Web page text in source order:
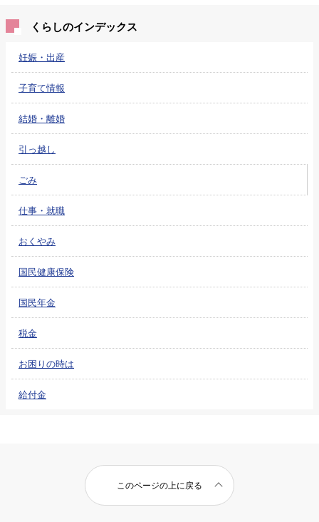
くらしのインデックス
妊娠・出産
子育て情報
結婚・離婚
引っ越し
ごみ
仕事・就職
おくやみ
国民健康保険
国民年金
税金
お困りの時は
給付金
このページの上に戻る